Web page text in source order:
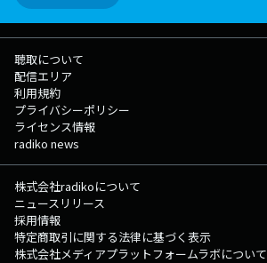
聴取について
配信エリア
利用規約
プライバシーポリシー
ライセンス情報
radiko news
株式会社radikoについて
ニュースリリース
採用情報
特定商取引に関する法律に基づく表示
株式会社メディアプラットフォームラボについて